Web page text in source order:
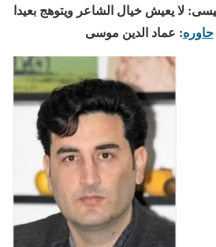
لا يعيش خيال الشاعر ويتوهج بعيدا
حاوره: عماد الدين موسى